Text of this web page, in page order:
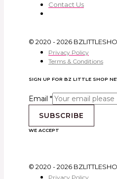
Contact Us
© 2020 - 2026
Privacy Policy
Terms & Conditions
SIGN UP FOR BZ LITTLE SHOP
Email *
SUBSCRIBE
WE ACCEPT
© 2020 - 2026
Privacy Policy